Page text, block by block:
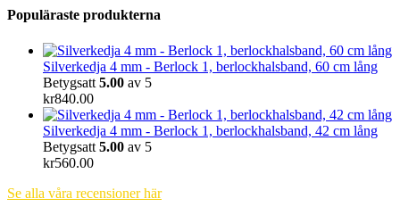
Populäraste produkterna
Silverkedja 4 mm - Berlock 1, berlockhalsband, 60 cm lång
Betygsatt 5.00 av 5
kr840.00
Silverkedja 4 mm - Berlock 1, berlockhalsband, 42 cm lång
Betygsatt 5.00 av 5
kr560.00
Se alla våra recensioner här